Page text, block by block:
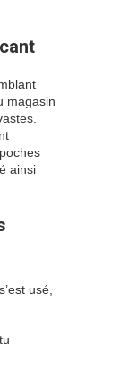
magasin
ainsi
usé,